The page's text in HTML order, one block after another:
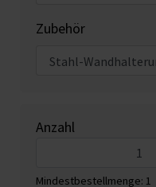
Zubehör
Anzahl
Mindestbestellmenge: 1